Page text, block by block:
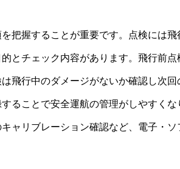
把握することが重要です。点検には飛
とチェック内容があります。飛行前点
飛行中のダメージがないか確認し次回
ることで安全運航の管理がしやすくな
ャリブレーション確認など、電子・ソ